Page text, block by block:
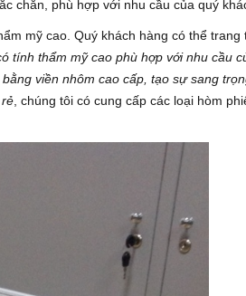
chắn, phù hợp với nhu cầu của quý
mỹ cao. Quý khách hàng có thể trang
tính thẩm mỹ cao phù hợp với nhu cầu
viền nhôm cao cấp, tạo sự sang
, chúng tôi có cung cấp các loại hòm